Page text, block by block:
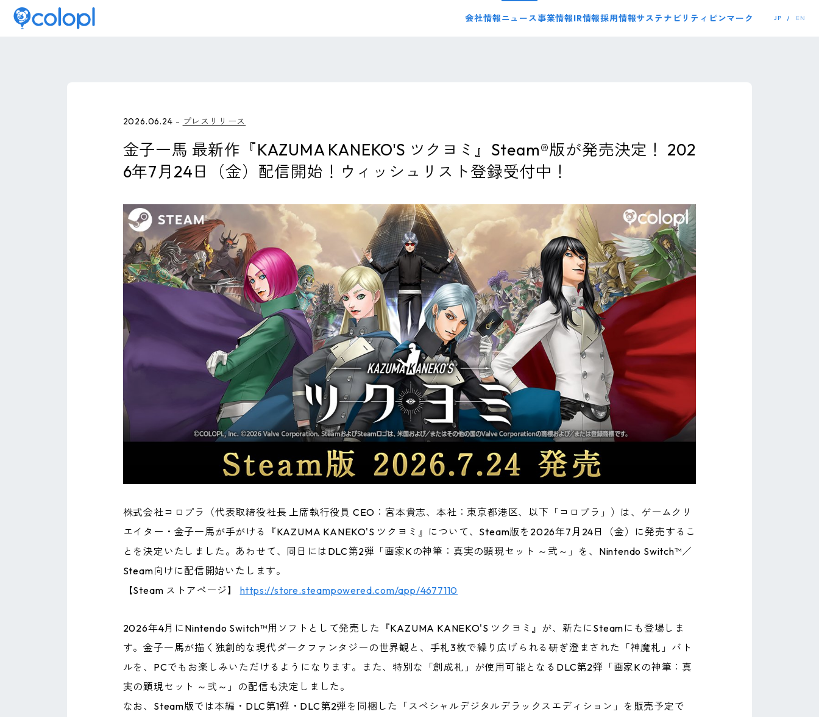
会社情報ニュース事業情報IR情報採用情報サステナビリティ ピンマーク JP EN
2026.06.24 プレスリリース
金子一馬 最新作『KAZUMA KANEKO'S ツクヨミ』Steam®版が発売決定！ 202
6年7月24日（金）配信開始！ウィッシュリスト登録受付中！
株式会社コロプラ（代表取締役社長 上席執行役員 CEO：宮本貴志、本社：東京都港区、以下「コロプラ」）は、ゲームクリ
エイター・金子一馬が手がける『KAZUMA KANEKO'S ツクヨミ』について、Steam版を2026年7月24日（金）に発売するこ
とを決定いたしました。あわせて、同日にはDLC第2弾「画家Kの神筆：真実の顕現セット ～弐～」を、Nintendo Switch™／
Steam向けに配信開始いたします。
【Steam ストアページ】 https://store.steampowered.com/app/4677110
2026年4月にNintendo Switch™用ソフトとして発売した『KAZUMA KANEKO'S ツクヨミ』が、新たにSteamにも登場しま
す。金子一馬が描く独創的な現代ダークファンタジーの世界観と、手札3枚で繰り広げられる研ぎ澄まされた「神魔札」バト
ルを、PCでもお楽しみいただけるようになります。また、特別な「創成札」が使用可能となるDLC第2弾「画家Kの神筆：真
実の顕現セット ～弐～」の配信も決定しました。
なお、Steam版では本編・DLC第1弾・DLC第2弾を同梱した「スペシャルデジタルデラックスエディション」を販売予定で